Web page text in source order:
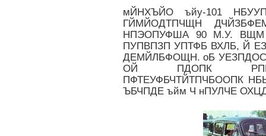
мЙНХЪЙО ъйу-101
ГЙМЙОДТПЧЩН
НПЭОПУФША 90 М.У.
ПУПВПЗП УПТФБ ВХЛБ, Й
ДЕМЙЛБФОЩН. оБ
ОЙ ПДОПК
ПФТЕУФБЧТЙТПЧБООПК
ЪБЧПДЕ ъйм Ч нПУЛЧЕ